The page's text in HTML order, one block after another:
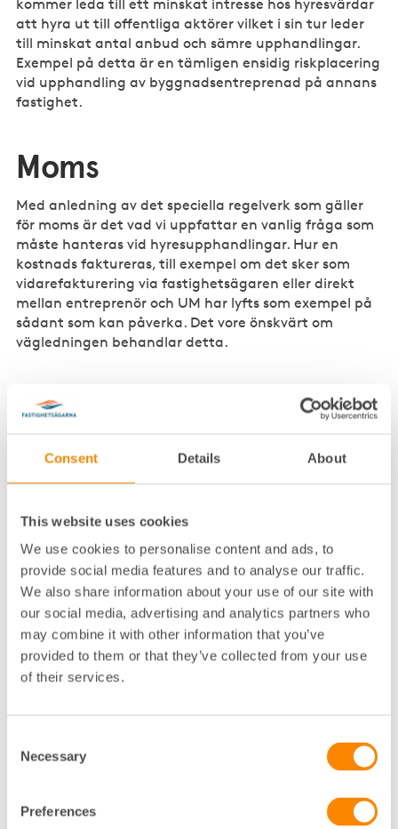
Consent Details About
This website uses cookies
We use cookies to personalise content and ads, to
provide social media features and to analyse our traffic.
We also share information about your use of our site with
our social media, advertising and analytics partners who
may combine it with other information that you’ve
provided to them or that they’ve collected from your use
of their services.
Selection
Necessary
Preferences
kommer leda till ett minskat intresse hos hyresvärdar
att hyra ut till offentliga aktörer vilket i sin tur leder
till minskat antal anbud och sämre upphandlingar.
Exempel på detta är en tämligen ensidig riskplacering
vid upphandling av byggnadsentreprenad på annans
fastighet.
Moms
Med anledning av det speciella regelverk som gäller
för moms är det vad vi uppfattar en vanlig fråga som
måste hanteras vid hyresupphandlingar. Hur en
kostnads faktureras, till exempel om det sker som
vidarefakturering via fastighetsägaren eller direkt
mellan entreprenör och UM har lyfts som exempel på
sådant som kan påverka. Det vore önskvärt om
vägledningen behandlar detta.
Synpunkter på enskilda
avsnitt
3.2.1
I sista meningen under 3.2.1 anges att ” Om en
fastighetsförsäljning ska ske kan
genomförandeavtalet även reglera
förutsättningarna för försäljningen med tillhörande
köpeavtal .” Det är oklart vad som menas med
”förutsättningarna”, men det bör noteras att
utfästelse om framtida överlåtelse av en fastighets
enligt svensk rätt
I första stycket anges att ’Hyreskontraktet är
förutsatt att kontraktet enbart innehåller moment av
hyra.” Meningen kan tolkas som mer begränsande än